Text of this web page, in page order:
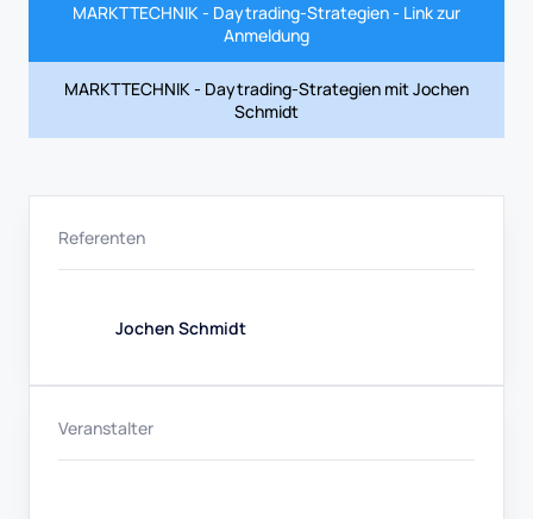
MARKTTECHNIK - Daytrading-Strategien - Link zur
Anmeldung
MARKTTECHNIK - Daytrading-Strategien mit Jochen
Schmidt
Referenten
Jochen Schmidt
Veranstalter